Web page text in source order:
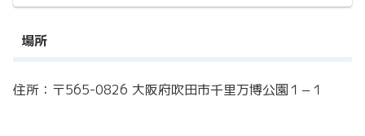
場所
住所：〒565-0826 大阪府吹田市千里万博公園１−１